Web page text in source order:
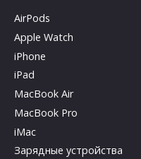
AirPods
Apple Watch
iPhone
iPad
MacBook Air
MacBook Pro
iMac
Зарядные устройства